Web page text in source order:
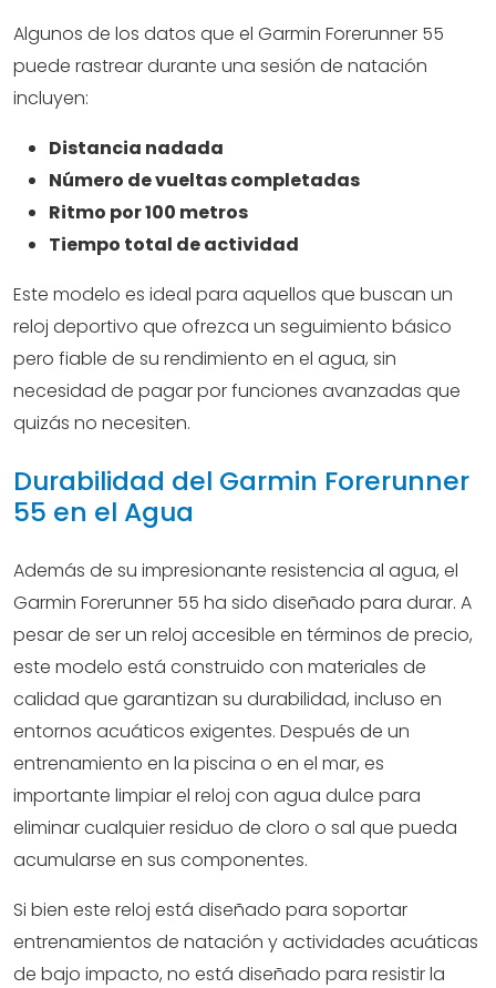
Algunos de los datos que el Garmin Forerunner 55
puede rastrear durante una sesión de natación
incluyen:
Distancia nadada
Número de vueltas completadas
Ritmo por 100 metros
Tiempo total de actividad
Este modelo es ideal para aquellos que buscan un
reloj deportivo que ofrezca un seguimiento básico
pero fiable de su rendimiento en el agua, sin
necesidad de pagar por funciones avanzadas que
quizás no necesiten.
Durabilidad del Garmin Forerunner
55 en el Agua
Además de su impresionante resistencia al agua, el
Garmin Forerunner 55 ha sido diseñado para durar. A
pesar de ser un reloj accesible en términos de precio,
este modelo está construido con materiales de
calidad que garantizan su durabilidad, incluso en
entornos acuáticos exigentes. Después de un
entrenamiento en la piscina o en el mar, es
importante limpiar el reloj con agua dulce para
eliminar cualquier residuo de cloro o sal que pueda
acumularse en sus componentes.
Si bien este reloj está diseñado para soportar
entrenamientos de natación y actividades acuáticas
de bajo impacto, no está diseñado para resistir la